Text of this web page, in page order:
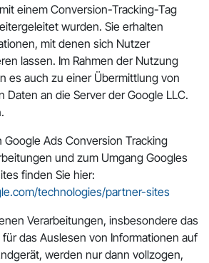
einem Conversion-Tracking-Tag
wurden. Sie erhalten
mit denen sich Nutzer
lassen. Im Rahmen der Nutzung
es auch zu einer Übermittlung von
an die Server der Google LLC.
Google Ads Conversion Tracking
und zum Umgang Googles
finden Sie hier:
technologies/partner-sites
Verarbeitungen, insbesondere das
das Auslesen von Informationen auf
werden nur dann vollzogen,